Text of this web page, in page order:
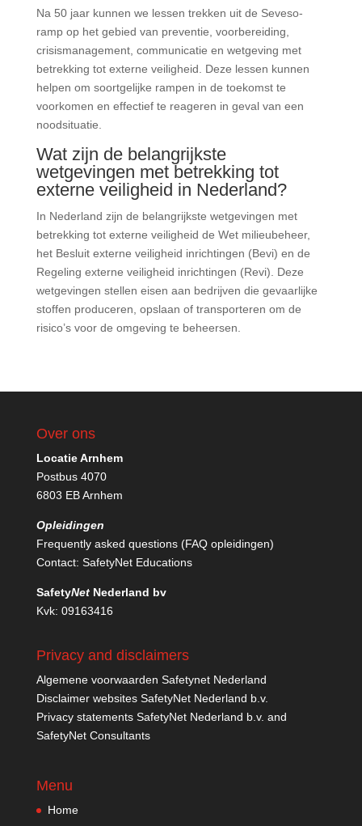
Na 50 jaar kunnen we lessen trekken uit de Seveso-
ramp op het gebied van preventie, voorbereiding,
crisismanagement, communicatie en wetgeving met
betrekking tot externe veiligheid. Deze lessen kunnen
helpen om soortgelijke rampen in de toekomst te
voorkomen en effectief te reageren in geval van een
noodsituatie.
Wat zijn de belangrijkste
wetgevingen met betrekking tot
externe veiligheid in Nederland?
In Nederland zijn de belangrijkste wetgevingen met
betrekking tot externe veiligheid de Wet milieubeheer,
het Besluit externe veiligheid inrichtingen (Bevi) en de
Regeling externe veiligheid inrichtingen (Revi). Deze
wetgevingen stellen eisen aan bedrijven die gevaarlijke
stoffen produceren, opslaan of transporteren om de
risico’s voor de omgeving te beheersen.
Over ons
Locatie Arnhem
Postbus 4070
6803 EB Arnhem
Opleidingen
Frequently asked questions (FAQ opleidingen)
Contact: SafetyNet Educations
SafetyNetNederland bv
Kvk: 09163416
Privacy and disclaimers
Algemene voorwaarden Safetynet Nederland
Disclaimer websites SafetyNet Nederland b.v.
Privacy statements SafetyNet Nederland b.v. and
SafetyNet Consultants
Menu
Home